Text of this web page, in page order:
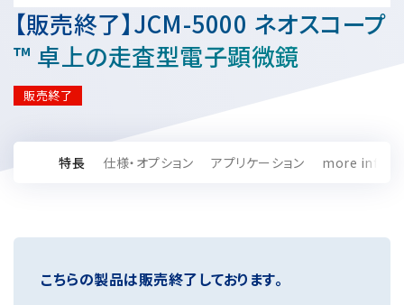
お問い合わせのご案内
電子プローブマイクロアナライザー (EPMA)
オージェマイクロプローブ (Auger)
光電子分光装置 (XPS、ESCA)
その他装置
NMRプローブ
サブスクリプション
リース
シェアリング
お薦め消耗品
化学
ガラス・セラミック
生物学
防衛・航空宇宙
非鉄・金属
ウェビナーアーカイブ
会社概要
ご挨拶
事業紹介
グローバルネットワーク
YOKOGUSHI 2.0
理科教育支援
サステナビリティ
サステナビリティ
トップコミットメント
ガバナンス
採用情報
採用情報
PROFESSIONAL INTERVIEW
【販売終了】JCM-5000 ネオスコープ
™ 卓上の走査型電子顕微鏡
販売終了
特長 仕様・オプション アプリケーション more info
こちらの製品は販売終了しております。